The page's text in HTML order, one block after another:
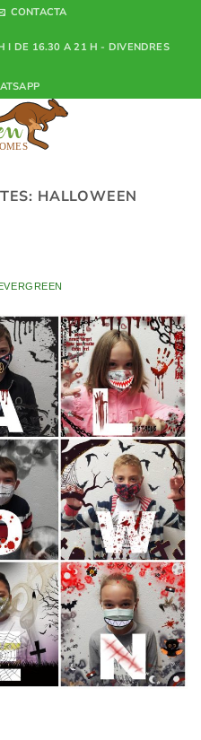
CONTACTA
I DE 16.30 A 21 H - DIVENDRES
HALLOWEEN